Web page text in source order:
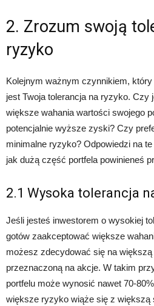
2. Zrozum swoją
ryzyko
Kolejnym ważnym czynnikiem,
jest Twoja tolerancja na ryzyko. Czy
większe wahania wartości swojego
potencjalnie wyższe zyski? Czy
minimalne ryzyko? Odpowiedzi na
jak dużą część portfela powinieneś
2.1 Wysoka tolerancja
Jeśli jesteś inwestorem o wysokiej
gotów zaakceptować większe
możesz zdecydować się na
przeznaczoną na akcje. W takim
portfelu może wynosić nawet 70-
większe ryzyko wiąże się z większą